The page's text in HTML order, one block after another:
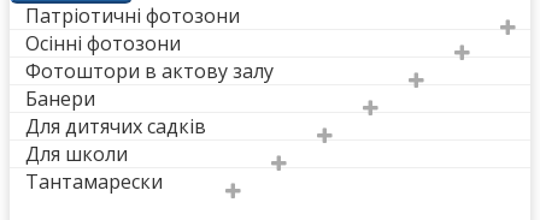
Патріотичні фотозони
Осінні фотозони
Фотоштори в актову залу
Банери
Для дитячих садків
Для школи
Тантамарески